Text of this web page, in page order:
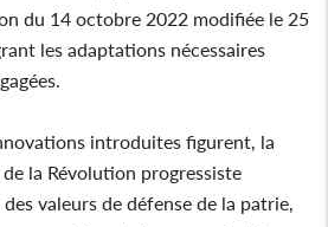
du 14 octobre 2022 modifiée le 25
les adaptations nécessaires
introduites figurent, la
la Révolution progressiste
valeurs de défense de la patrie,